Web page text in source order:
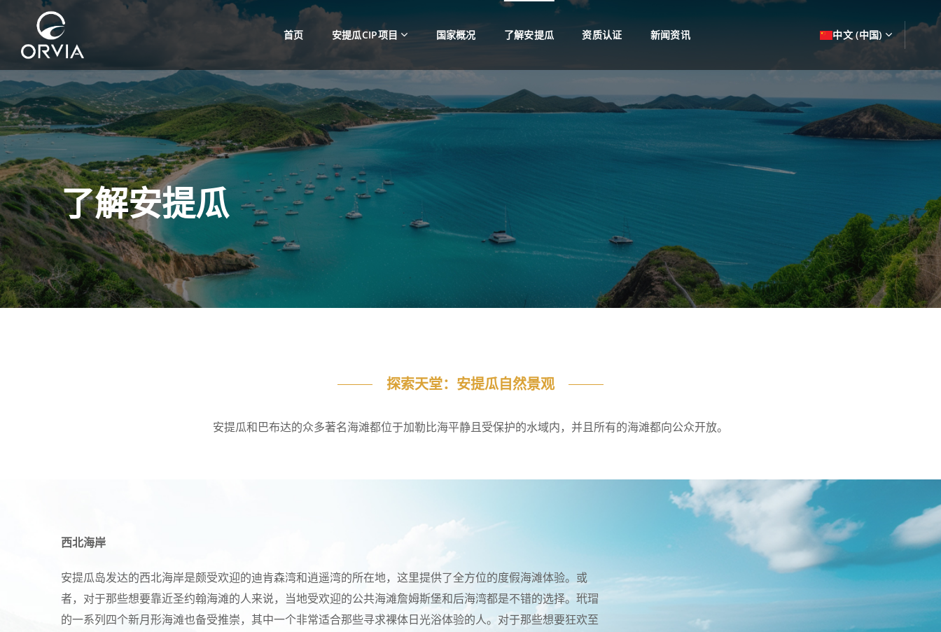
首页 安提瓜CIP项目 国家概况 了解安提瓜 资质认证 新闻资讯 中文 (中国)
了解安提瓜
探索天堂：安提瓜自然景观
安提瓜和巴布达的众多著名海滩都位于加勒比海平静且受保护的水域内，并且所有的海滩都向公众开放。
西北海岸
安提瓜岛发达的西北海岸是颇受欢迎的迪肯森湾和逍遥湾的所在地，这里提供了全方位的度假海滩体验。或
者，对于那些想要靠近圣约翰海滩的人来说，当地受欢迎的公共海滩詹姆斯堡和后海湾都是不错的选择。玳瑁
的一系列四个新月形海滩也备受推崇，其中一个非常适合那些寻求裸体日光浴体验的人。对于那些想要狂欢至